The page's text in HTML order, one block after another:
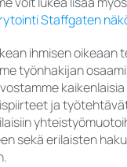
Staffgaten
ihmisen oikeaan
työnhakijan
ja
sekä erilaisten